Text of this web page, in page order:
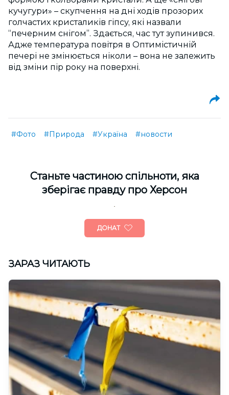
кучугури» – скупчення на дні ходів прозорих
голчастих кристаликів гіпсу, які назвали
“печерним снігом”. Здається, час тут зупинився.
Адже температура повітря в Оптимістичній
печері не змінюється ніколи – вона не залежить
від зміни пір року на поверхні.
#Фото #Природа #Україна #новости
Cтаньте частиною спільноти, яка
зберігає правду про Херсон
ДОНАТ
ЗАРАЗ ЧИТАЮТЬ